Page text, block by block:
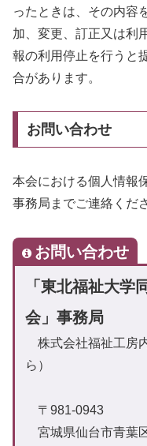
ったときは、その内容
加、変更、訂正又は利
報の利用停止を行うと
合があります。
お問い合わせ
本会における個人情報
事務局までご連絡くだ
お問い合わせ
「東北福祉大学
会」事務局
株式会社福祉工房
ら）
〒981-0943
宮城県仙台市青葉